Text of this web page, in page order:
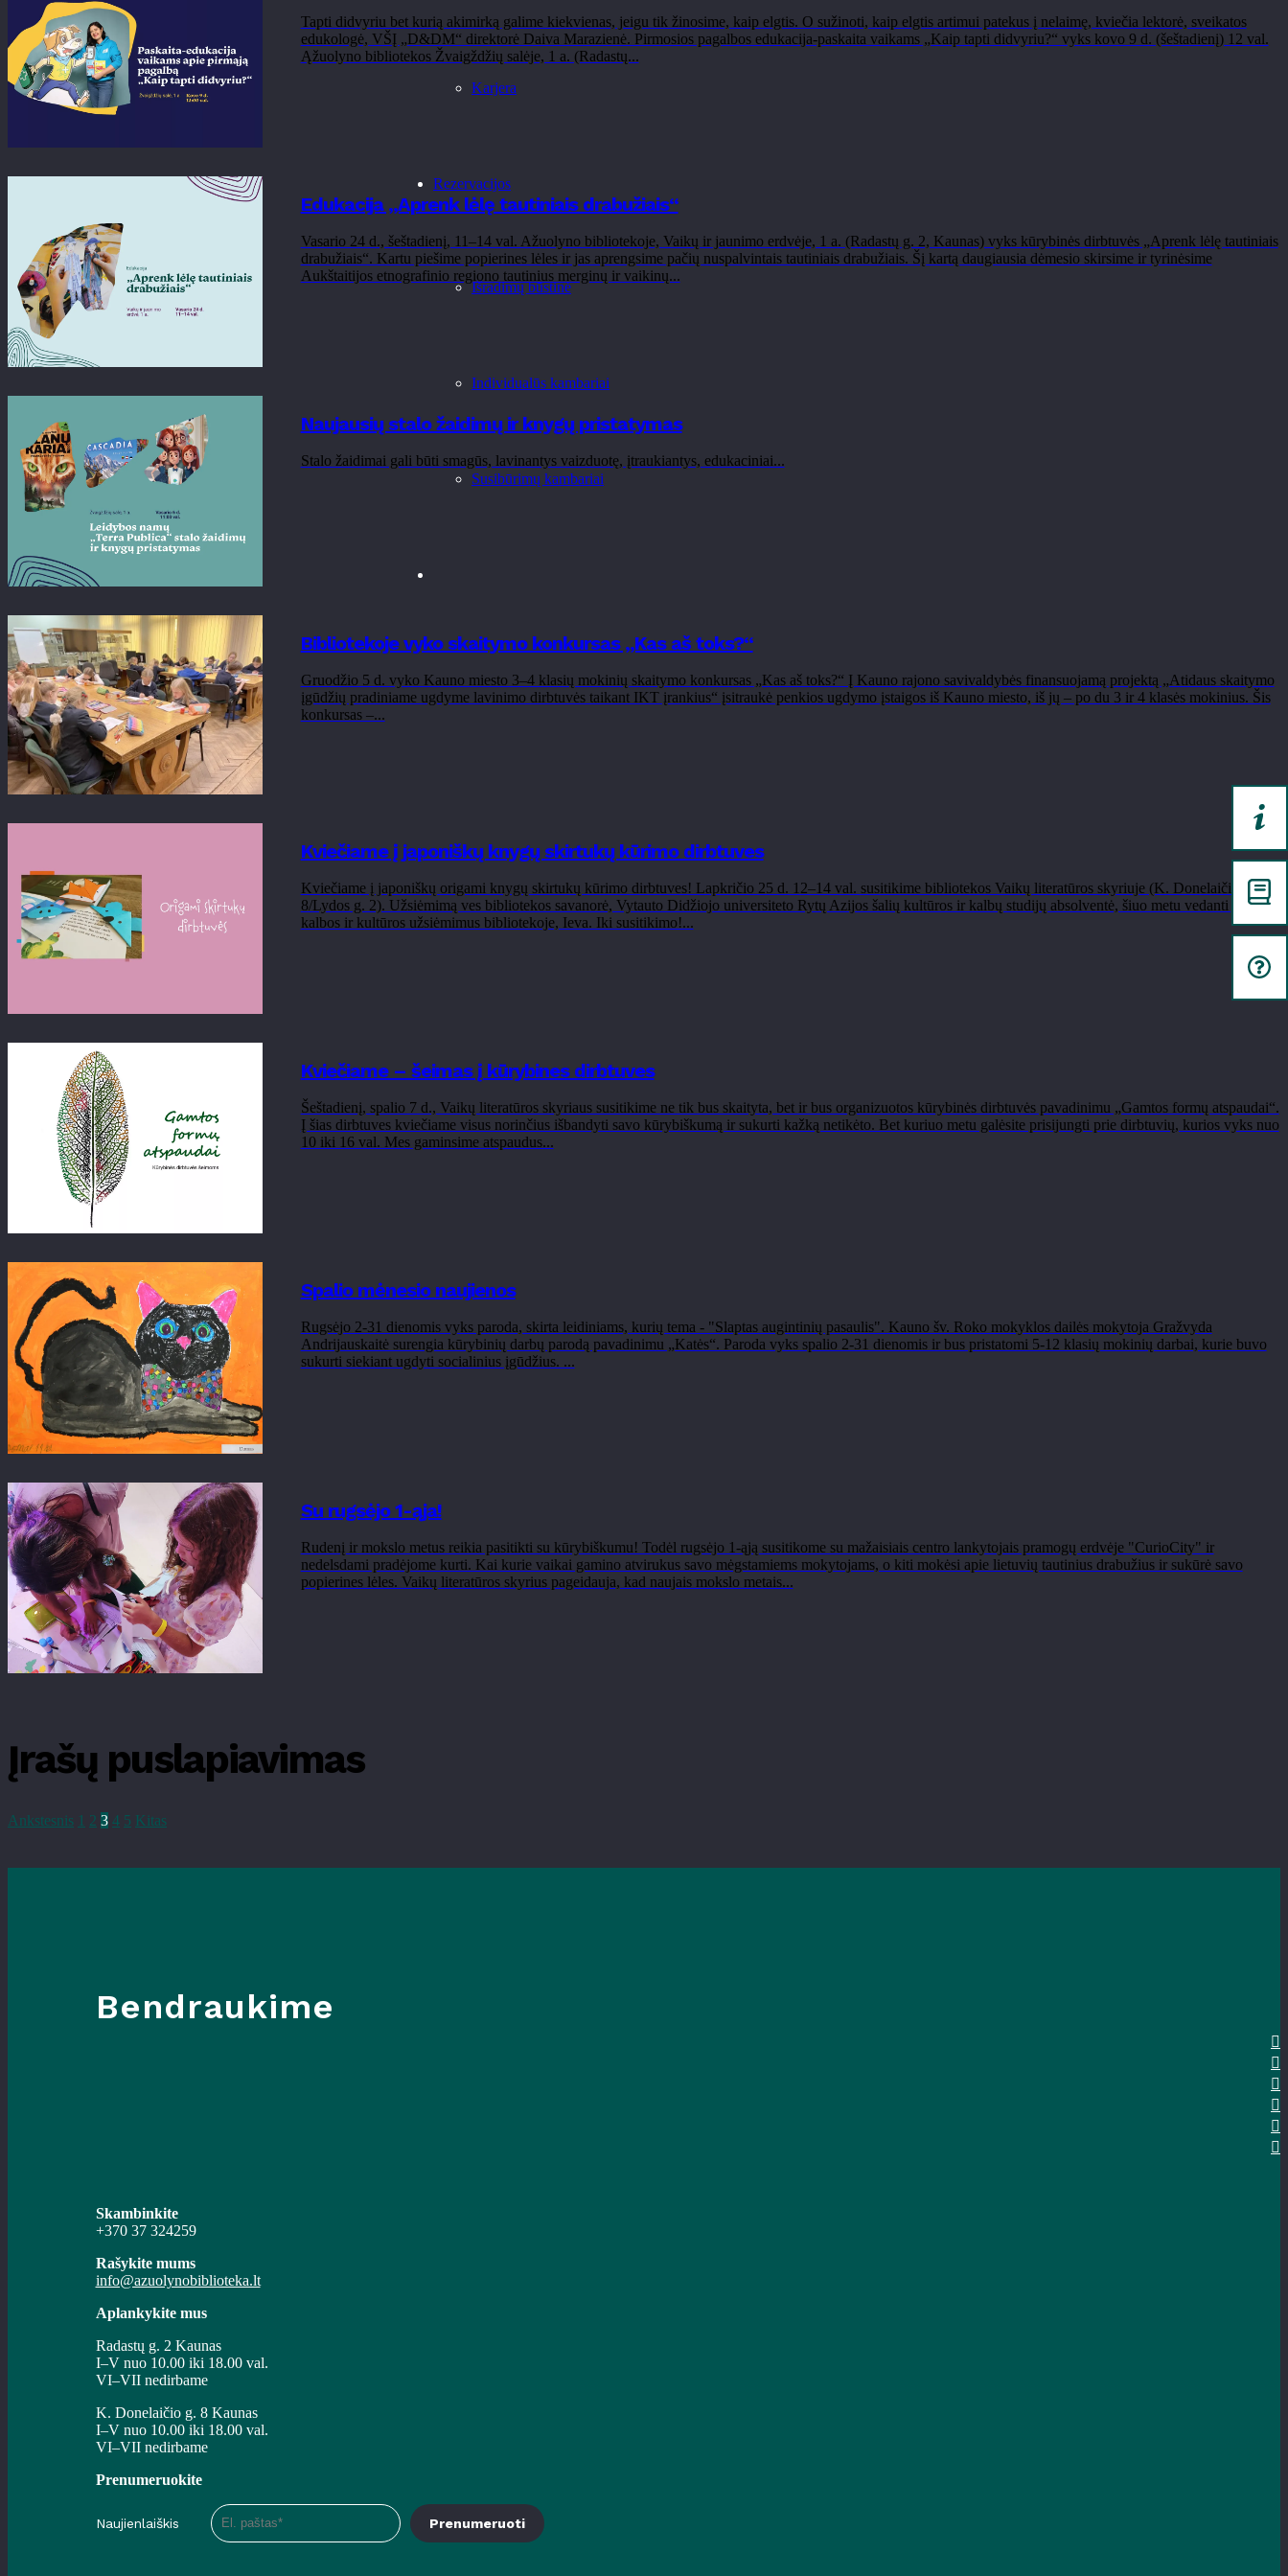
Karjera
Rezervacijos
Išradimų būstinė
Individualūs kambariai
Susibūrimų kambariai
Tapti didvyriu bet kurią akimirką galime kiekvienas, jeigu tik žinosime, kaip elgtis. O sužinoti, kaip elgtis artimui patekus į nelaimę, kviečia lektorė, sveikatos
edukologė, VŠĮ „D&DM“ direktorė Daiva Marazienė. Pirmosios pagalbos edukacija-paskaita vaikams „Kaip tapti didvyriu?“ vyks kovo 9 d. (šeštadienį) 12 val.
Ąžuolyno bibliotekos Žvaigždžių salėje, 1 a. (Radastų...
Edukacija „Aprenk lėlę tautiniais drabužiais“
Vasario 24 d., šeštadienį, 11–14 val. Ažuolyno bibliotekoje, Vaikų ir jaunimo erdvėje, 1 a. (Radastų g. 2, Kaunas) vyks kūrybinės dirbtuvės „Aprenk lėlę tautiniais
drabužiais“. Kartu piešime popierines lėles ir jas aprengsime pačių nuspalvintais tautiniais drabužiais. Šį kartą daugiausia dėmesio skirsime ir tyrinėsime
Aukštaitijos etnografinio regiono tautinius merginų ir vaikinų...
Naujausių stalo žaidimų ir knygų pristatymas
Stalo žaidimai gali būti smagūs, lavinantys vaizduotę, įtraukiantys, edukaciniai...
Bibliotekoje vyko skaitymo konkursas „Kas aš toks?“
Gruodžio 5 d. vyko Kauno miesto 3–4 klasių mokinių skaitymo konkursas „Kas aš toks?“ Į Kauno rajono savivaldybės finansuojamą projektą „Atidaus skaitymo
įgūdžių pradiniame ugdyme lavinimo dirbtuvės taikant IKT įrankius“ įsitraukė penkios ugdymo įstaigos iš Kauno miesto, iš jų – po du 3 ir 4 klasės mokinius. Šis
konkursas –...
Kviečiame į japoniškų knygų skirtukų kūrimo dirbtuves
Kviečiame į japoniškų origami knygų skirtukų kūrimo dirbtuves! Lapkričio 25 d. 12–14 val. susitikime bibliotekos Vaikų literatūros skyriuje (K. Donelaičio g.
8/Lydos g. 2). Užsiėmimą ves bibliotekos savanorė, Vytauto Didžiojo universiteto Rytų Azijos šalių kultūros ir kalbų studijų absolventė, šiuo metu vedanti japonų
kalbos ir kultūros užsiėmimus bibliotekoje, Ieva. Iki susitikimo!...
Kviečiame – šeimas į kūrybines dirbtuves
Šeštadienį, spalio 7 d., Vaikų literatūros skyriaus susitikime ne tik bus skaityta, bet ir bus organizuotos kūrybinės dirbtuvės pavadinimu „Gamtos formų atspaudai“.
Į šias dirbtuves kviečiame visus norinčius išbandyti savo kūrybiškumą ir sukurti kažką netikėto. Bet kuriuo metu galėsite prisijungti prie dirbtuvių, kurios vyks nuo
10 iki 16 val. Mes gaminsime atspaudus...
Spalio mėnesio naujienos
Rugsėjo 2-31 dienomis vyks paroda, skirta leidiniams, kurių tema - "Slaptas augintinių pasaulis". Kauno šv. Roko mokyklos dailės mokytoja Gražvyda
Andrijauskaitė surengia kūrybinių darbų parodą pavadinimu „Katės“. Paroda vyks spalio 2-31 dienomis ir bus pristatomi 5-12 klasių mokinių darbai, kurie buvo
sukurti siekiant ugdyti socialinius įgūdžius. ...
Su rugsėjo 1-ąja!
Rudenį ir mokslo metus reikia pasitikti su kūrybiškumu! Todėl rugsėjo 1-ąją susitikome su mažaisiais centro lankytojais pramogų erdvėje "CurioCity" ir
nedelsdami pradėjome kurti. Kai kurie vaikai gamino atvirukus savo mėgstamiems mokytojams, o kiti mokėsi apie lietuvių tautinius drabužius ir sukūrė savo
popierines lėles. Vaikų literatūros skyrius pageidauja, kad naujais mokslo metais...
Įrašų puslapiavimas
Ankstesnis 1 2 3 4 5 Kitas
Bendraukime
Skambinkite
+370 37 324259
Rašykite mums
info@azuolynobiblioteka.lt
Aplankykite mus
Radastų g. 2 Kaunas
I–V nuo 10.00 iki 18.00 val.
VI–VII nedirbame
K. Donelaičio g. 8 Kaunas
I–V nuo 10.00 iki 18.00 val.
VI–VII nedirbame
Prenumeruokite
Naujienlaiškis Prenumeruoti